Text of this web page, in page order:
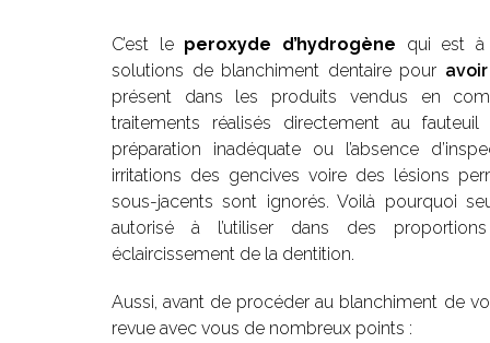
C’est le peroxyde d’hydrogène qui est
solutions de blanchiment dentaire pour
présent dans les produits vendus en
traitements réalisés directement au
préparation inadéquate ou l’absence
irritations des gencives voire des lésions
sous-jacents sont ignorés. Voilà pourquoi
autorisé à l’utiliser dans des
éclaircissement de la dentition.
Aussi, avant de procéder au blanchiment de
revue avec vous de nombreux points :